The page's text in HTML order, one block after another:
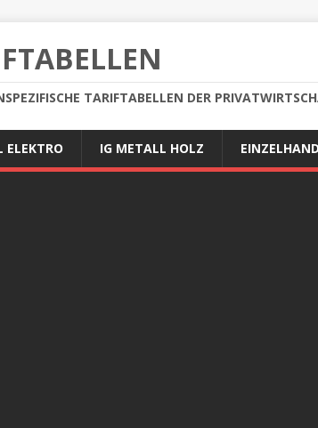
TARIFTABELLEN DER
ELEKTRO IG METALL HOLZ